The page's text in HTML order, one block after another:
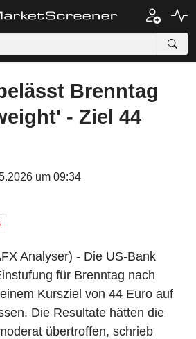
Brenntag
- Ziel 44
um 09:34
Analyser) - Die US-Bank
für Brenntag nach
Kursziel von 44 Euro auf
Die Resultate hätten die
übertroffen, schrieb